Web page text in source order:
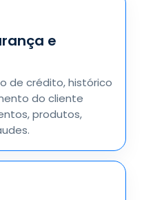
e
de crédito, histórico
do cliente
produtos,